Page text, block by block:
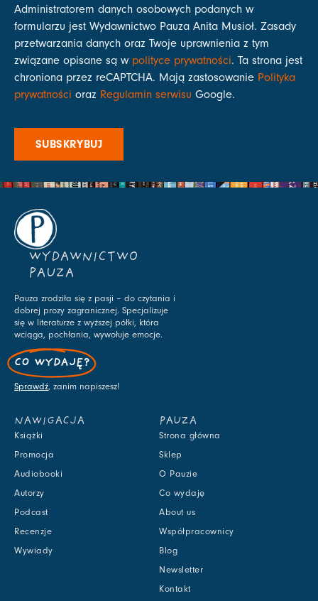
Administratorem danych osobowych podanych w
formularzu jest Wydawnictwo Pauza Anita Musioł. Zasady
przetwarzania danych oraz Twoje uprawnienia z tym
związane opisane są w polityce prywatności. Ta strona jest
chroniona przez reCAPTCHA. Mają zastosowanie Polityka
prywatności oraz Regulamin serwisu Google.
SUBSKRYBUJ
WYDAWNICTWO
PAUZA
Pauza zrodziła się z pasji – do czytania i
dobrej prozy zagranicznej. Specjalizuje
się w literaturze z wyższej półki, która
wciąga, pochłania, wywołuje emocje.
CO WYDAJĘ?
Sprawdź, zanim napiszesz!
NAWIGACJA
Książki
Promocja
Audiobooki
Autorzy
Podcast
Recenzje
Wywiady
PAUZA
Strona główna
Sklep
O Pauzie
Co wydaję
About us
Współpracownicy
Blog
Newsletter
Kontakt